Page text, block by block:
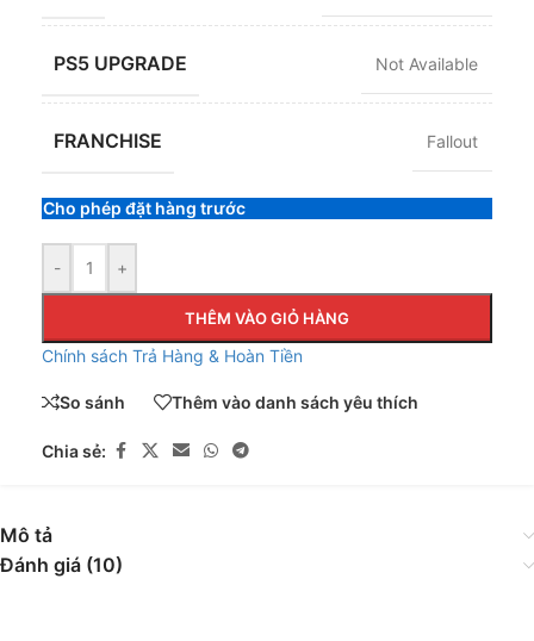
PS5 UPGRADE Not Available
FRANCHISE Fallout
Cho phép đặt hàng trước
- +
THÊM VÀO GIỎ HÀNG
Chính sách Trả Hàng & Hoàn Tiền
So sánh Thêm vào danh sách yêu thích
Chia sẻ:
Mô tả
Đánh giá (10)